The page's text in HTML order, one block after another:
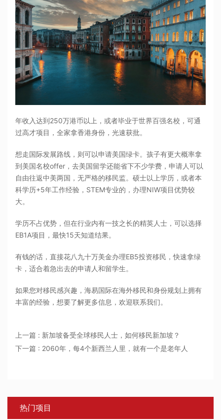
年收入达到250万港币以上，或者毕业于世界百强名校，可通
过高才项目，全家拿香港身份，光速获批。
想走国际发展路线，则可以申请美国绿卡。孩子有更大概率拿
到美国名校offer，去美国留学还能省下不少学费，申请人可以
自由往返中美两国，无严格的移民监。硕士以上学历，或者本
科学历+5年工作经验，STEM专业的，办理NIW项目优势较
大。
学历不占优势，但在行业内有一技之长的精英人士，可以选择
EB1A项目，最快15天知道结果。
有钱的话，直接花八九十万美金办理EB5投资移民，快速拿绿
卡，适合着急出去的申请人和留学生。
如果您对移民感兴趣，海易国际在海外移民和身份规划上拥有
丰富的经验，想要了解更多信息，欢迎联系我们。
上一篇 : 新加坡备受全球移民人士，如何移民新加坡？
下一篇 : 2060年，每4个新西兰人里，就有一个是老年人
热门项目